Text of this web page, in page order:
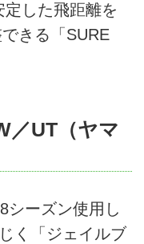
した飛距離を
きる「SURE
／UT（ヤマ
シーズン使用し
く「ジェイルブ